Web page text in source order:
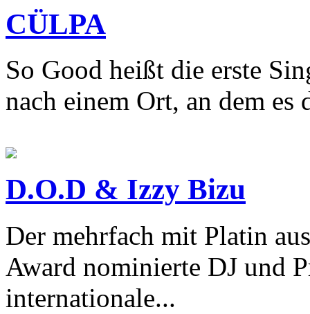
CÜLPA
So Good heißt die erste
nach einem Ort, an dem
D.O.D & Izzy Bizu
Der mehrfach mit Platin
Award nominierte DJ und
internationale...